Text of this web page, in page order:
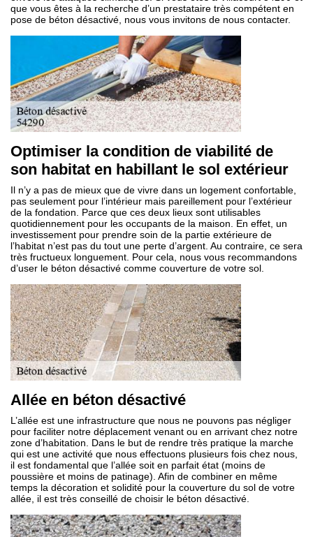
que vous êtes à la recherche d’un prestataire très compétent en
pose de béton désactivé, nous vous invitons de nous contacter.
Optimiser la condition de viabilité de
son habitat en habillant le sol extérieur
Il n’y a pas de mieux que de vivre dans un logement confortable,
pas seulement pour l’intérieur mais pareillement pour l’extérieur
de la fondation. Parce que ces deux lieux sont utilisables
quotidiennement pour les occupants de la maison. En effet, un
investissement pour prendre soin de la partie extérieure de
l’habitat n’est pas du tout une perte d’argent. Au contraire, ce sera
très fructueux longuement. Pour cela, nous vous recommandons
d’user le béton désactivé comme couverture de votre sol.
Allée en béton désactivé
L’allée est une infrastructure que nous ne pouvons pas négliger
pour faciliter notre déplacement venant ou en arrivant chez notre
zone d’habitation. Dans le but de rendre très pratique la marche
qui est une activité que nous effectuons plusieurs fois chez nous,
il est fondamental que l’allée soit en parfait état (moins de
poussière et moins de patinage). Afin de combiner en même
temps la décoration et solidité pour la couverture du sol de votre
allée, il est très conseillé de choisir le béton désactivé.